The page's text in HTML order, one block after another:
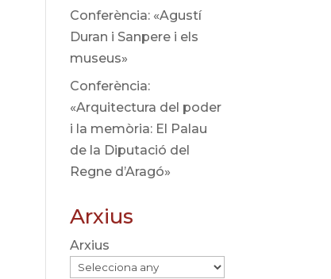
Conferència: «Agustí
Duran i Sanpere i els
museus»
Conferència:
«Arquitectura del poder
i la memòria: El Palau
de la Diputació del
Regne d’Aragó»
Arxius
Arxius